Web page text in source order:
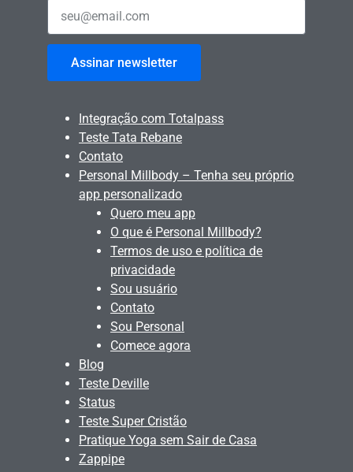
Assinar newsletter
Integração com Totalpass
Teste Tata Rebane
Contato
Personal Millbody – Tenha seu próprio
app personalizado
Quero meu app
O que é Personal Millbody?
Termos de uso e política de
privacidade
Sou usuário
Contato
Sou Personal
Comece agora
Blog
Teste Deville
Status
Teste Super Cristão
Pratique Yoga sem Sair de Casa
Zappipe